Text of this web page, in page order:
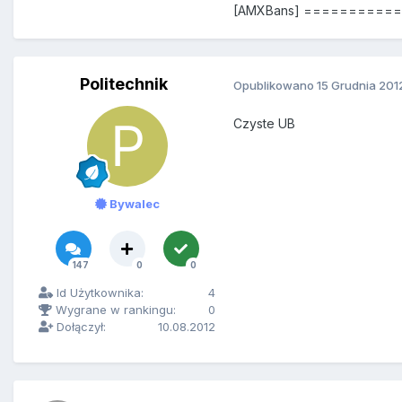
[AMXBans]
Politechnik
Bywalec
147 0 0
Id Użytkownika:
4
Wygrane w rankingu:
0
Dołączył:
10.08.2012
Opublikowano 15 Grudnia
Czyste UB